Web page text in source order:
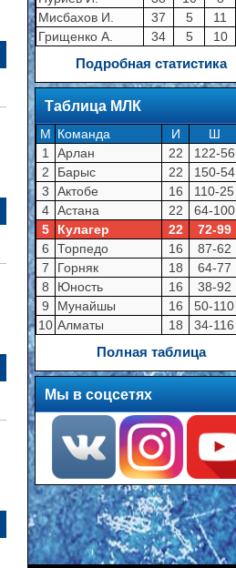
Мисбахов И.
37 5 11
Грищенко А.
34 5 10
Подробная статистика
Таблица МЛК
M Команда И Ш
1
Арлан 22 122-56
2
Барыс 22 150-54
3
Актобе 16 110-25
4 Астана 22 64-100
5
Кулагер 22 72-99
6
Торпедо 16 87-62
7
Горняк 18 64-77
8
Юность 16 38-92
9
Мунайшы 16 50-110
10 Алматы 18 34-116
Полная таблица
Мы в соцсетях